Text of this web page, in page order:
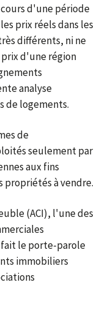
d'une période
prix réels dans les
différents, ni ne
d'une région
analyse
de logements.
de
seulement par
aux fins
propriétés à vendre.
(ACI), l'une des
fait le porte-parole
immobiliers